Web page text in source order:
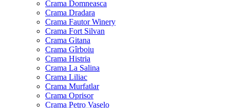
Crama Domneasca
Crama Dradara
Crama Fautor Winery
Crama Fort Silvan
Crama Gitana
Crama Gîrboiu
Crama Histria
Crama La Salina
Crama Liliac
Crama Murfatlar
Crama Oprisor
Crama Petro Vaselo